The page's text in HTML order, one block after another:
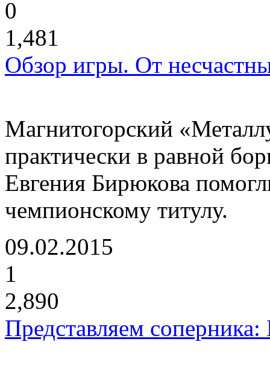
0
1,481
Обзор игры. От
Магнитогорский
практически в равной
Евгения Бирюкова
чемпионскому титулу.
09.02.2015
1
2,890
Представляем